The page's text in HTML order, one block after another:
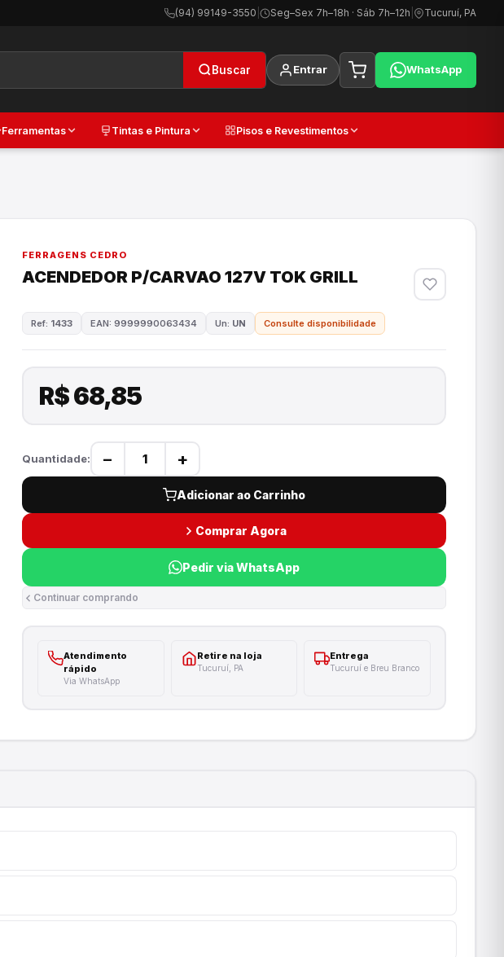
(94) 99149-3550 | Seg–Sex 7h–18h · Sáb 7h–12h Tucuruí, PA
Buscar Entrar WhatsApp
Ferramentas Tintas e Pintura Pisos e Revestimentos
FERRAGENS CEDRO
ACENDEDOR P/CARVAO 127V TOK GRILL
Ref: 1433 EAN: 9999990063434 Un: UN Consulte disponibilidade
R$ 68,85
Quantidade: − +
Adicionar ao Carrinho
Comprar Agora
Pedir via WhatsApp
Continuar comprando
Atendimento
rápido
Via WhatsApp
Retire na loja
Tucuruí, PA
Entrega
Tucuruí e Breu Branco